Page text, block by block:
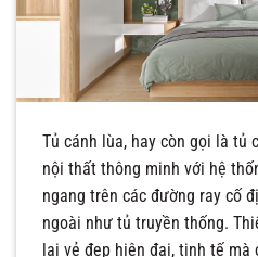
Tủ cánh lùa, hay còn gọi là
nội thất thông minh với hệ
ngang trên các đường ray cố
ngoài như tủ truyền thống.
lại vẻ đẹp hiện đại, tinh tế mà